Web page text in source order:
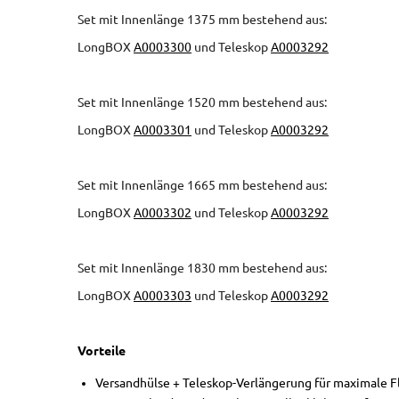
Set mit Innenlänge 1375 mm bestehend aus:
LongBOX A0003300 und TeleskopA0003292
Set mit Innenlänge 1520 mm bestehend aus:
LongBOX A0003301 und TeleskopA0003292
Set mit Innenlänge 1665 mm bestehend aus:
LongBOX A0003302 und TeleskopA0003292
Set mit Innenlänge 1830 mm bestehend aus:
LongBOX A0003303 und TeleskopA0003292
Vorteile
Versandhülse + Teleskop-Verlängerung für maximale